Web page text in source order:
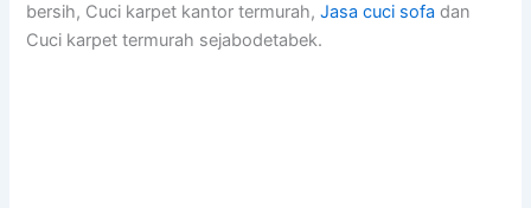
bersih, Cuci karpet kantor termurah,Jasa cuci sofa dan
Cuci karpet termurah sejabodetabek.